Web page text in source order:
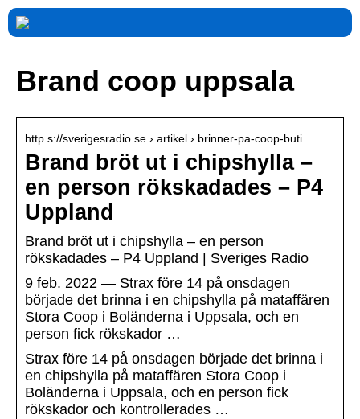
Brand coop uppsala
http s://sverigesradio.se › artikel › brinner-pa-coop-buti…
Brand bröt ut i chipshylla –
en person rökskadades – P4
Uppland
Brand bröt ut i chipshylla – en person
rökskadades – P4 Uppland | Sveriges Radio
9 feb. 2022 — Strax före 14 på onsdagen
började det brinna i en chipshylla på mataffären
Stora Coop i Boländerna i Uppsala, och en
person fick rökskador …
Strax före 14 på onsdagen började det brinna i
en chipshylla på mataffären Stora Coop i
Boländerna i Uppsala, och en person fick
rökskador och kontrollerades …